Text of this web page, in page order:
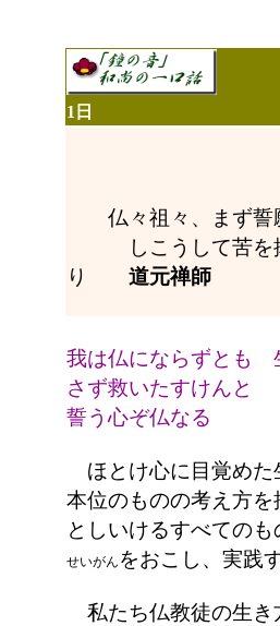
1日
仏々祖々、まず
しこうして苦を抜
り 道元禅師
我は仏にならずとも
さず救いたすけんと
誓う心ぞ仏なる
ほとけ心に目覚めた
本位のものの考え方
としいけるすべての
せいがん をおこし、実践
私たち仏教徒の生